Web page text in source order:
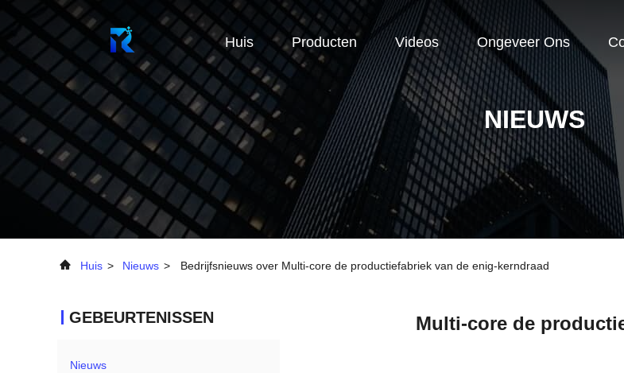
Huis Producten Videos Ongeveer Ons
NIEUWS
Huis > Nieuws > Bedrijfsnieuws over Multi-core de productiefabriek van de enig-kerndraad
GEBEURTENISSEN
Nieuws
Multi-core de